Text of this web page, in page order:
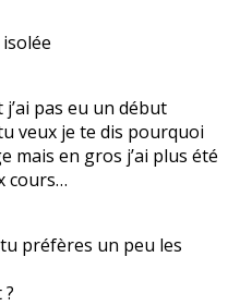
pas eu un début
veux je te dis pourquoi
mais en gros j’ai plus été
cours…
préfères un peu les